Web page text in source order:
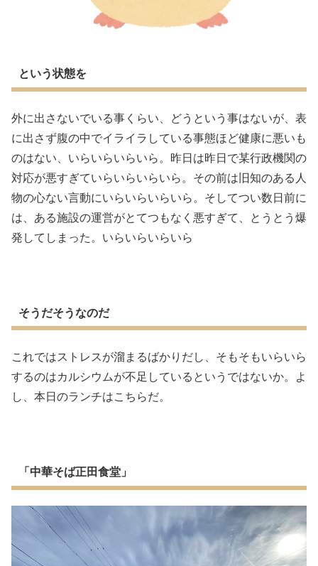
という状態を
外に出さないでいる事くらい、どうという事はないが、表
に出さず腹の中でイライラしている事態ほど健康に悪いも
のはない、いらいらいらいら。昨日は昨日で某行政機関の
対応が悪すぎていらいらいらいら。その前は旧知のある人
物の心ない言動にいらいらいらいら。そしてつい数日前に
は、ある施設の運営がとてつもなく悪すぎて、とうとう爆
発してしまった。いらいらいらいら
そうだそうなのだ
これではストレスが溜まるばかりだし、そもそもいらいら
するのはカルシウムが不足しているというではないか。よ
し、本日のランチはこちらだ。
「中華そば正田食堂」